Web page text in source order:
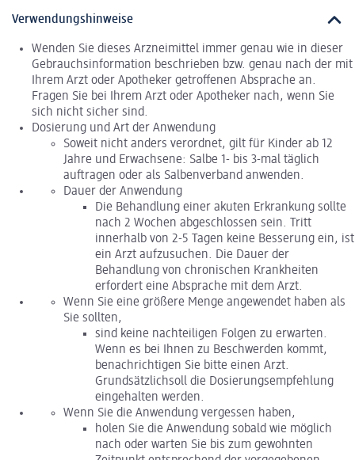
Verwendungshinweise
Wenden Sie dieses Arzneimittel immer genau wie in dieser
Gebrauchsinformation beschrieben bzw. genau nach der mit
Ihrem Arzt oder Apotheker getroffenen Absprache an.
Fragen Sie bei Ihrem Arzt oder Apotheker nach, wenn Sie
sich nicht sicher sind.
Dosierung und Art der Anwendung
Soweit nicht anders verordnet, gilt für Kinder ab 12
Jahre und Erwachsene: Salbe 1- bis 3-mal täglich
auftragen oder als Salbenverband anwenden.
Dauer der Anwendung
Die Behandlung einer akuten Erkrankung sollte
nach 2 Wochen abgeschlossen sein. Tritt
innerhalb von 2-5 Tagen keine Besserung ein, ist
ein Arzt aufzusuchen. Die Dauer der
Behandlung von chronischen Krankheiten
erfordert eine Absprache mit dem Arzt.
Wenn Sie eine größere Menge angewendet haben als
Sie sollten,
sind keine nachteiligen Folgen zu erwarten.
Wenn es bei Ihnen zu Beschwerden kommt,
benachrichtigen Sie bitte einen Arzt.
Grundsätzlichsoll die Dosierungsempfehlung
eingehalten werden.
Wenn Sie die Anwendung vergessen haben,
holen Sie die Anwendung sobald wie möglich
nach oder warten Sie bis zum gewohnten